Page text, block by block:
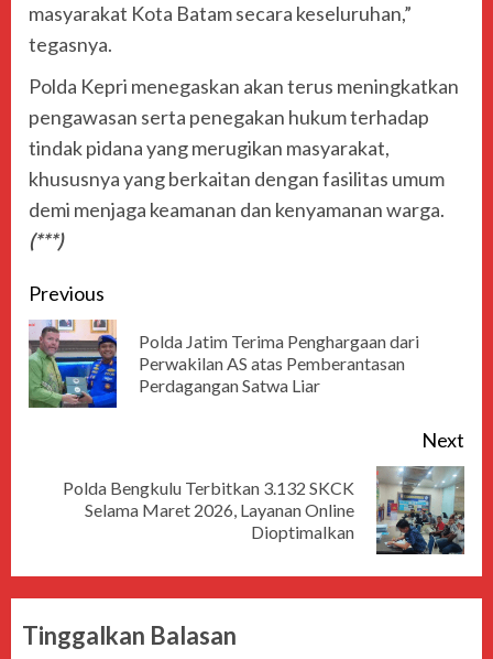
masyarakat Kota Batam secara keseluruhan,”
tegasnya.
Polda Kepri menegaskan akan terus meningkatkan
pengawasan serta penegakan hukum terhadap
tindak pidana yang merugikan masyarakat,
khususnya yang berkaitan dengan fasilitas umum
demi menjaga keamanan dan kenyamanan warga.
(***)
Previous
Polda Jatim Terima Penghargaan dari
Perwakilan AS atas Pemberantasan
Perdagangan Satwa Liar
Next
Polda Bengkulu Terbitkan 3.132 SKCK
Selama Maret 2026, Layanan Online
Dioptimalkan
Tinggalkan Balasan